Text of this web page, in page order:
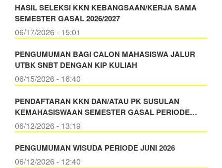
HASIL SELEKSI KKN KEBANGSAAN/KERJA SAMA
SEMESTER GASAL 2026/2027
06/17/2026 - 15:01
PENGUMUMAN BAGI CALON MAHASISWA JALUR
UTBK SNBT DENGAN KIP KULIAH
06/15/2026 - 16:40
PENDAFTARAN KKN DAN/ATAU PK SUSULAN
KEMAHASISWAAN SEMESTER GASAL PERIODE…
06/12/2026 - 13:19
PENGUMUMAN WISUDA PERIODE JUNI 2026
06/12/2026 - 12:40